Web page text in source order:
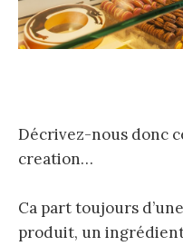
Décrivez-nous donc
creation…
Ca part toujours
produit, un